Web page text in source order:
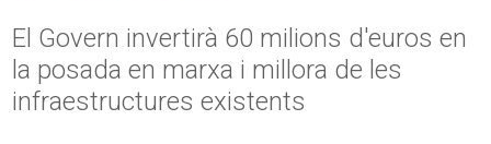
El Govern invertirà 60 milions d'euros en
la posada en marxa i millora de les
infraestructures existents